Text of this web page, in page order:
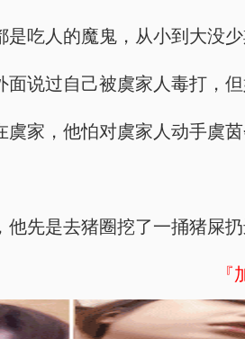
吃人的魔鬼，从小到大没少
说过自己被虞家人毒打，
家，他怕对虞家人动手虞
先是去猪圈挖了一捅猪屎